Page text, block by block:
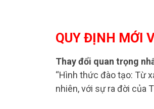
QUY ĐỊNH MỚI
Thay đổi quan trọng
“Hình thức đào tạo: Từ
nhiên, với sự ra đời của